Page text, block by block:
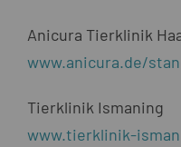
Anicura Tierklinik
www.anicura.de/
Tierklinik Ismaning
www.tierklinik-